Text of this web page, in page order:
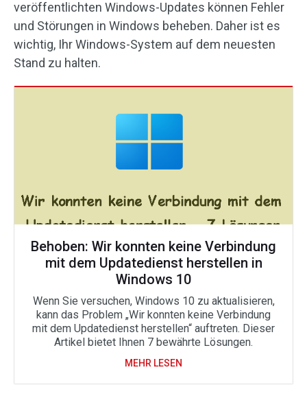
veröffentlichten Windows-Updates können Fehler
und Störungen in Windows beheben. Daher ist es
wichtig, Ihr Windows-System auf dem neuesten
Stand zu halten.
Behoben: Wir konnten keine Verbindung
mit dem Updatedienst herstellen in
Windows 10
Wenn Sie versuchen, Windows 10 zu aktualisieren,
kann das Problem „Wir konnten keine Verbindung
mit dem Updatedienst herstellen“ auftreten. Dieser
Artikel bietet Ihnen 7 bewährte Lösungen.
MEHR LESEN